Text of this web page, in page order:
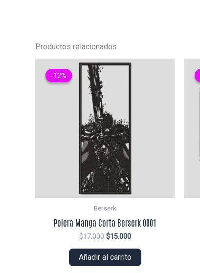
Productos relacionados
-12%
-12%
Berserk
Polera Manga Corta Berserk 0001
$17.000 El
original
era:
$15.000El
actual
es:
Añadir al carrito